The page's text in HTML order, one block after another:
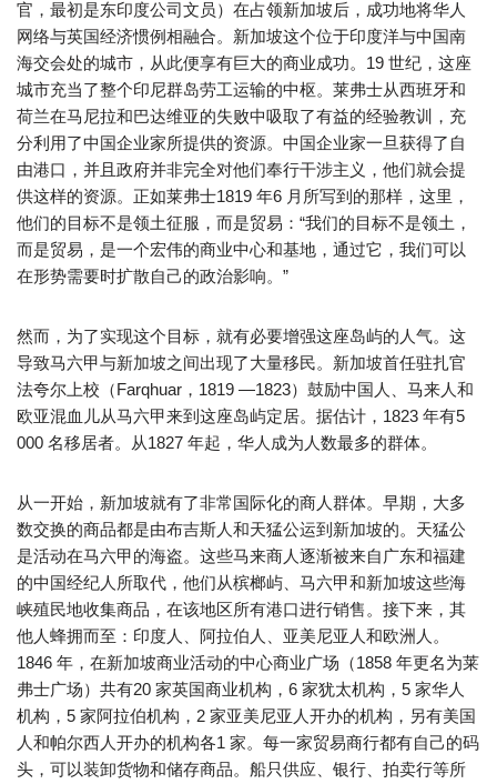
官，最初是东印度公司文员）在占领新加坡后，成功地将华人
网络与英国经济惯例相融合。新加坡这个位于印度洋与中国南
海交会处的城市，从此便享有巨大的商业成功。19 世纪，这座
城市充当了整个印尼群岛劳工运输的中枢。莱弗士从西班牙和
荷兰在马尼拉和巴达维亚的失败中吸取了有益的经验教训，充
分利用了中国企业家所提供的资源。中国企业家一旦获得了自
由港口，并且政府并非完全对他们奉行干涉主义，他们就会提
供这样的资源。正如莱弗士1819 年6 月所写到的那样，这里，
他们的目标不是领土征服，而是贸易：“我们的目标不是领土，
而是贸易，是一个宏伟的商业中心和基地，通过它，我们可以
在形势需要时扩散自己的政治影响。”
然而，为了实现这个目标，就有必要增强这座岛屿的人气。这
导致马六甲与新加坡之间出现了大量移民。新加坡首任驻扎官
法夸尔上校（Farqhuar，1819 —1823）鼓励中国人、马来人和
欧亚混血儿从马六甲来到这座岛屿定居。据估计，1823 年有5
000 名移居者。从1827 年起，华人成为人数最多的群体。
从一开始，新加坡就有了非常国际化的商人群体。早期，大多
数交换的商品都是由布吉斯人和天猛公运到新加坡的。天猛公
是活动在马六甲的海盗。这些马来商人逐渐被来自广东和福建
的中国经纪人所取代，他们从槟榔屿、马六甲和新加坡这些海
峡殖民地收集商品，在该地区所有港口进行销售。接下来，其
他人蜂拥而至：印度人、阿拉伯人、亚美尼亚人和欧洲人。
1846 年，在新加坡商业活动的中心商业广场（1858 年更名为莱
弗士广场）共有20 家英国商业机构，6 家犹太机构，5 家华人
机构，5 家阿拉伯机构，2 家亚美尼亚人开办的机构，另有美国
人和帕尔西人开办的机构各1 家。每一家贸易商行都有自己的码
头，可以装卸货物和储存商品。船只供应、银行、拍卖行等所